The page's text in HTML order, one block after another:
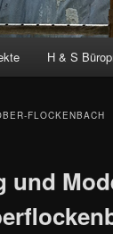
H & S
FLOCKENBACH
und